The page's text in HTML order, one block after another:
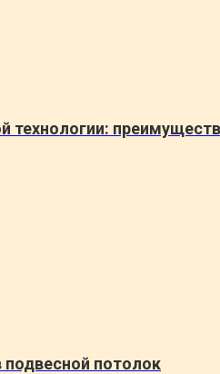
технологии:
подвесной потолок